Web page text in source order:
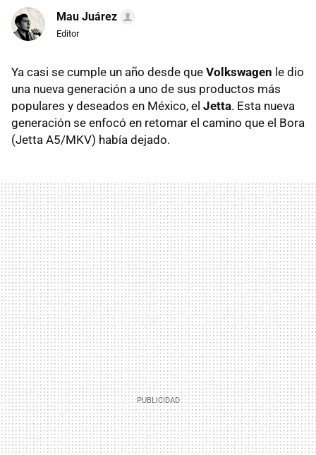
Mau Juárez
Editor
Ya casi se cumple un año desde que Volkswagen le dio
una nueva generación a uno de sus productos más
populares y deseados en México, el Jetta. Esta nueva
generación se enfocó en retomar el camino que el Bora
(Jetta A5/MKV) había dejado.